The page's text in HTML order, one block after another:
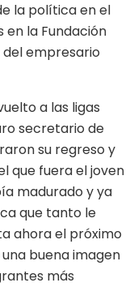
la política en el
en la Fundación
empresario
a las ligas
secretario de
su regreso y
que fuera el joven
madurado y ya
que tanto le
ahora el próximo
buena imagen
más